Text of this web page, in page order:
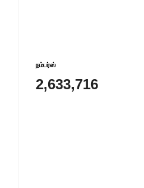
நம்பர்ஸ்
2,633,716